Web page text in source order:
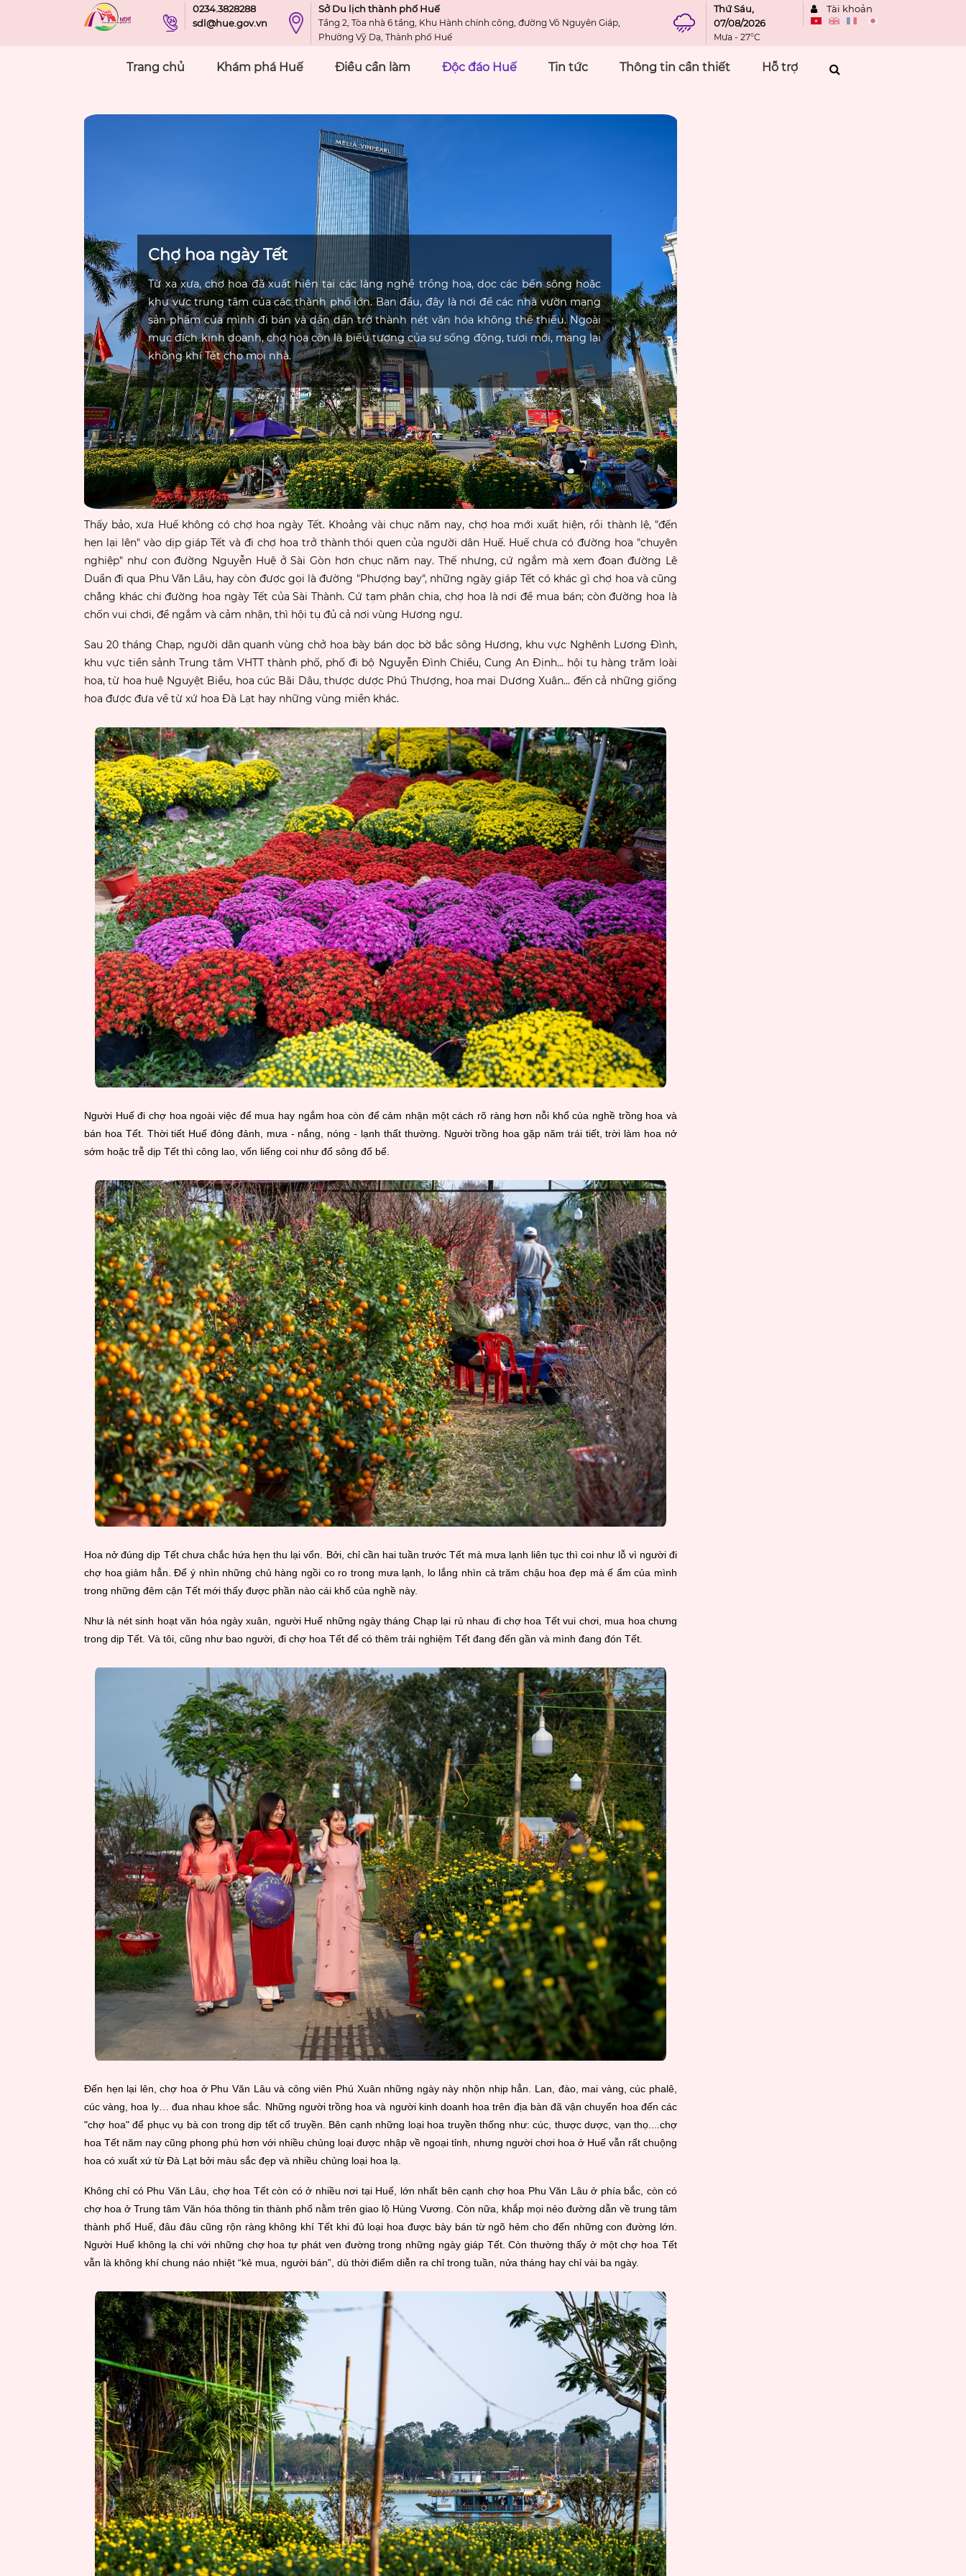
0234.3828288
sdl@hue.gov.vn
Sở Du lịch thành phố Huế
Tầng 2, Tòa nhà 6 tầng, Khu Hành chính công, đường Võ Nguyên Giáp,
Phường Vỹ Dạ, Thành phố Huế
Thứ Sáu,
07/08/2026
Mưa - 27°C
Tài khoản
Trang chủ Khám phá Huế Điều cần làm Độc đáo Huế Tin tức Thông tin cần thiết Hỗ trợ
Chợ hoa ngày Tết
Từ xa xưa, chợ hoa đã xuất hiện tại các làng nghề trồng hoa, dọc các bến sông hoặc
khu vực trung tâm của các thành phố lớn. Ban đầu, đây là nơi để các nhà vườn mang
sản phẩm của mình đi bán và dần dần trở thành nét văn hóa không thể thiếu. Ngoài
mục đích kinh doanh, chợ hoa còn là biểu tượng của sự sống động, tươi mới, mang lại
không khí Tết cho mọi nhà.
Thấy bảo, xưa Huế không có chợ hoa ngày Tết. Khoảng vài chục năm nay, chợ hoa mới xuất hiện, rồi thành lệ, "đến
hẹn lại lên" vào dịp giáp Tết và đi chợ hoa trở thành thói quen của người dân Huế. Huế chưa có đường hoa "chuyên
nghiệp" như con đường Nguyễn Huệ ở Sài Gòn hơn chục năm nay. Thế nhưng, cứ ngắm mà xem đoạn đường Lê
Duẩn đi qua Phu Văn Lâu, hay còn được gọi là đường "Phượng bay", những ngày giáp Tết có khác gì chợ hoa và cũng
chẳng khác chi đường hoa ngày Tết của Sài Thành. Cứ tạm phân chia, chợ hoa là nơi để mua bán; còn đường hoa là
chốn vui chơi, để ngắm và cảm nhận, thì hội tụ đủ cả nơi vùng Hương ngự.
Sau 20 tháng Chạp, người dân quanh vùng chở hoa bày bán dọc bờ bắc sông Hương, khu vực Nghênh Lương Đình,
khu vực tiền sảnh Trung tâm VHTT thành phố, phố đi bộ Nguyễn Đình Chiểu, Cung An Định... hội tụ hàng trăm loài
hoa, từ hoa huệ Nguyệt Biều, hoa cúc Bãi Dâu, thược dược Phú Thượng, hoa mai Dương Xuân... đến cả những giống
hoa được đưa về từ xứ hoa Đà Lạt hay những vùng miền khác.
Người Huế đi chợ hoa ngoài việc để mua hay ngắm hoa còn để cảm nhận một cách rõ ràng hơn nỗi khổ của nghề trồng hoa và
bán hoa Tết. Thời tiết Huế đỏng đảnh, mưa - nắng, nóng - lạnh thất thường. Người trồng hoa gặp năm trái tiết, trời làm hoa nở
sớm hoặc trễ dịp Tết thì công lao, vốn liếng coi như đổ sông đổ bể.
Hoa nở đúng dịp Tết chưa chắc hứa hẹn thu lại vốn. Bởi, chỉ cần hai tuần trước Tết mà mưa lạnh liên tục thì coi như lỗ vì người đi
chợ hoa giảm hẳn. Để ý nhìn những chủ hàng ngồi co ro trong mưa lạnh, lo lắng nhìn cả trăm chậu hoa đẹp mà ế ẩm của mình
trong những đêm cận Tết mới thấy được phần nào cái khổ của nghề này.
Như là nét sinh hoạt văn hóa ngày xuân, người Huế những ngày tháng Chạp lại rủ nhau đi chợ hoa Tết vui chơi, mua hoa chưng
trong dịp Tết. Và tôi, cũng như bao người, đi chợ hoa Tết để có thêm trải nghiệm Tết đang đến gần và mình đang đón Tết.
Đến hẹn lại lên, chợ hoa ở Phu Văn Lâu và công viên Phú Xuân những ngày này nhộn nhịp hẳn. Lan, đào, mai vàng, cúc phalê,
cúc vàng, hoa ly… đua nhau khoe sắc. Những người trồng hoa và người kinh doanh hoa trên địa bàn đã vận chuyển hoa đến các
"chợ hoa" để phục vụ bà con trong dịp tết cổ truyền. Bên cạnh những loại hoa truyền thống như: cúc, thược dược, vạn thọ....chợ
hoa Tết năm nay cũng phong phú hơn với nhiều chủng loại được nhập về ngoại tỉnh, nhưng người chơi hoa ở Huế vẫn rất chuộng
hoa có xuất xứ từ Đà Lạt bởi màu sắc đẹp và nhiều chủng loại hoa lạ.
Không chỉ có Phu Văn Lâu, chợ hoa Tết còn có ở nhiều nơi tại Huế, lớn nhất bên cạnh chợ hoa Phu Văn Lâu ở phía bắc, còn có
chợ hoa ở Trung tâm Văn hóa thông tin thành phố nằm trên giao lộ Hùng Vương. Còn nữa, khắp mọi nẻo đường dẫn về trung tâm
thành phố Huế, đâu đâu cũng rộn ràng không khí Tết khi đủ loại hoa được bày bán từ ngõ hẻm cho đến những con đường lớn.
Người Huế không lạ chi với những chợ hoa tự phát ven đường trong những ngày giáp Tết. Còn thường thấy ở một chợ hoa Tết
vẫn là không khí chung náo nhiệt “kẻ mua, người bán”, dù thời điểm diễn ra chỉ trong tuần, nửa tháng hay chỉ vài ba ngày.